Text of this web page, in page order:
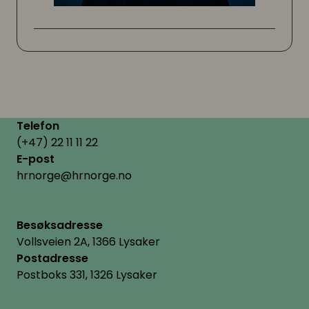
Telefon
(+47) 22 11 11 22
E-post
hrnorge@hrnorge.no
Besøksadresse
Vollsveien 2A, 1366 Lysaker
Postadresse
Postboks 331, 1326 Lysaker